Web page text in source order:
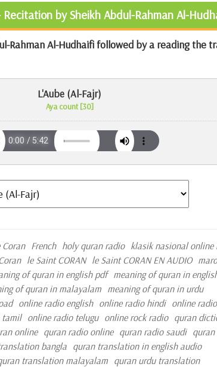
by Sheikh Abdul-Rahman Al-
Rahman Al-Hudhaifi followed by a reading the
L'Aube (Al-Fajr)
Aya count [30]
French holy quran radio klasik nasional online
le Saint CORAN le Saint CORAN EN AUDIO
of quran in english pdf meaning of quran in
of quran in malayalam meaning of quran in urdu
online radio english online radio hindi online
tamil online radio telugu online rock radio quran
online quran radio online quran radio saudi
bangla quran translation in english audio
translation malayalam quran urdu translation